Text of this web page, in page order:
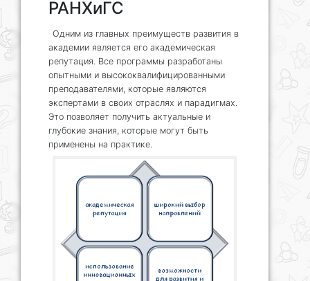
РАНХиГС
Одним из главных преимуществ развития в
академии является его академическая
репутация. Все программы разработаны
опытными и высококвалифицированными
преподавателями, которые являются
экспертами в своих отраслях и парадигмах.
Это позволяет получить актуальные и
глубокие знания, которые могут быть
применены на практике.